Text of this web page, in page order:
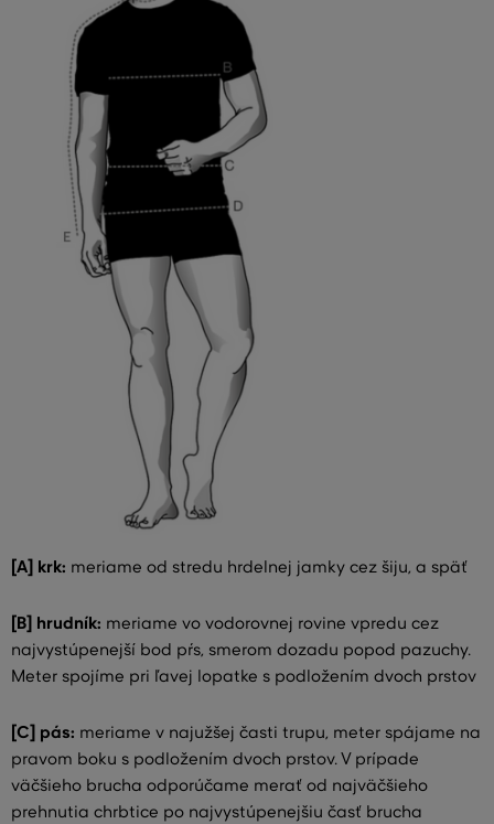
[A] krk: meriame od stredu hrdelnej jamky cez šiju, a späť
[B] hrudník: meriame vo vodorovnej rovine vpredu cez
najvystúpenejší bod pŕs, smerom dozadu popod pazuchy.
Meter spojíme pri ľavej lopatke s podložením dvoch prstov
[C] pás: meriame v najužšej časti trupu, meter spájame na
pravom boku s podložením dvoch prstov. V prípade
väčšieho brucha odporúčame merať od najväčšieho
prehnutia chrbtice po najvystúpenejšiu časť brucha